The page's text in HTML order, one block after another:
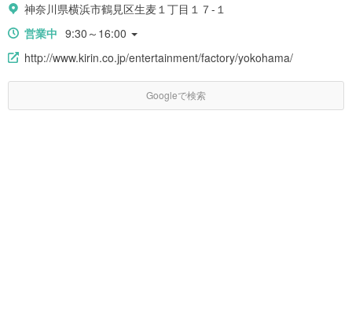
神奈川県横浜市鶴見区生麦１丁目１７-１
営業中 9:30～16:00
http://www.kirin.co.jp/entertainment/factory/yokohama/
Googleで検索